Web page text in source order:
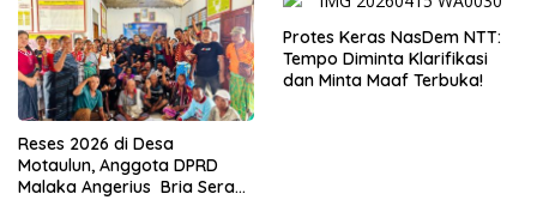
Reses 2026 di Desa
Motaulun, Anggota DPRD
Malaka Angerius Bria Serap
Protes Keras NasDem NTT:
Tempo Diminta Klarifikasi
dan Minta Maaf Terbuka!